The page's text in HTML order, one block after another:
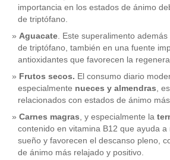
importancia en los estados de ánimo
de triptófano.
Aguacate. Este superalimento
de triptófano, también en una fuente
antioxidantes que favorecen la
Frutos secos. El consumo diario
especialmente nueces y almendras,
relacionados con estados de ánimo
Carnes magras, y especialmente la
contenido en vitamina B12 que ayuda
sueño y favorecen el descanso pleno,
de ánimo más relajado y positivo.